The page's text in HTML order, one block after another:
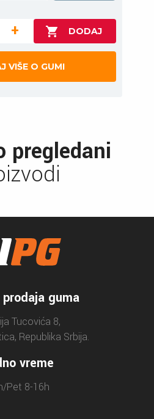
+
VIŠE O GUMI
pregledani
guma
Tucovića 8,
Republika Srbija.
vreme
Pet 8-16h